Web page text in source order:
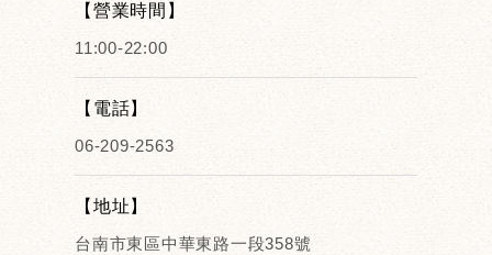
【營業時間】
11:00-22:00
【電話】
06-209-2563
【地址】
台南市東區中華東路一段358號